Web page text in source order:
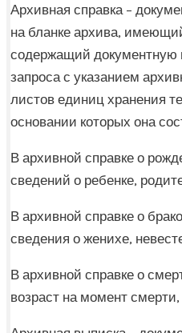
Архивная справка –
на бланке архива,
содержащий
запроса с указанием
листов единиц хранения
основании которых она
В архивной справке о
сведений о ребенке,
В архивной справке о
сведения о женихе,
В архивной справке о
возраст на момент